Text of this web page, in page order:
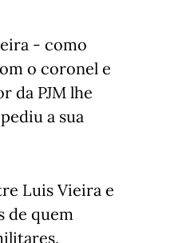
- como
o coronel e
da PJM lhe
a sua
Luis Vieira e
de quem